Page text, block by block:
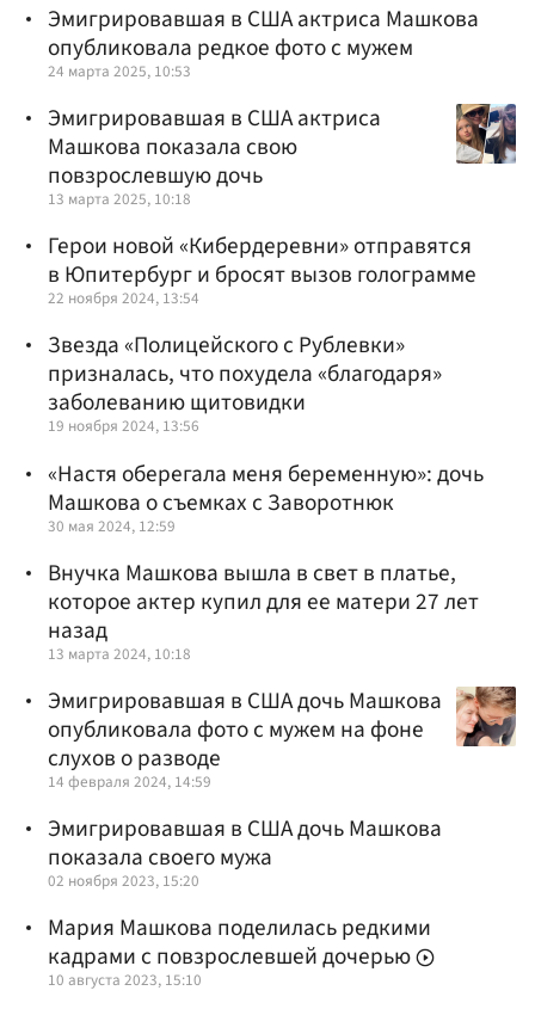
Эмигрировавшая в США актриса Машкова
опубликовала редкое фото с мужем
24 марта 2025, 10:53
Эмигрировавшая в США актриса
Машкова показала свою
повзрослевшую дочь
13 марта 2025, 10:18
Герои новой «Кибердеревни» отправятся
в Юпитербург и бросят вызов голограмме
22 ноября 2024, 13:54
Звезда «Полицейского с Рублевки»
призналась, что похудела «благодаря»
заболеванию щитовидки
19 ноября 2024, 13:56
«Настя оберегала меня беременную»: дочь
Машкова о съемках с Заворотнюк
30 мая 2024, 12:59
Внучка Машкова вышла в свет в платье,
которое актер купил для ее матери 27 лет
назад
13 марта 2024, 10:18
Эмигрировавшая в США дочь Машкова
опубликовала фото с мужем на фоне
слухов о разводе
14 февраля 2024, 14:59
Эмигрировавшая в США дочь Машкова
показала своего мужа
02 ноября 2023, 15:20
Мария Машкова поделилась редкими
кадрами с повзрослевшей дочерью
10 августа 2023, 15:10